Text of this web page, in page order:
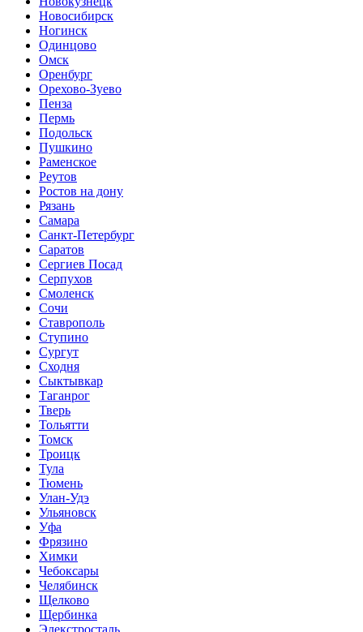
Новосибирск
Ногинск
Одинцово
Омск
Оренбург
Орехово-Зуево
Пенза
Пермь
Подольск
Пушкино
Раменское
Реутов
Ростов на дону
Рязань
Самара
Санкт-Петербург
Саратов
Сергиев Посад
Серпухов
Смоленск
Сочи
Ставрополь
Ступино
Сургут
Сходня
Сыктывкар
Таганрог
Тверь
Тольятти
Томск
Троицк
Тула
Тюмень
Улан-Удэ
Ульяновск
Уфа
Фрязино
Химки
Чебоксары
Челябинск
Щелково
Щербинка
Элекстросталь